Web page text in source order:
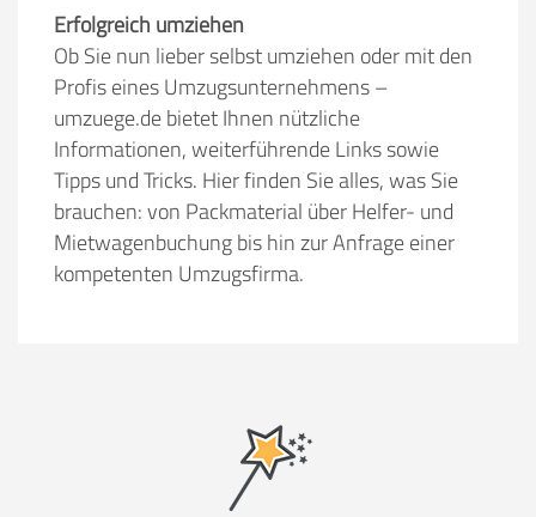
Erfolgreich umziehen
Ob Sie nun lieber selbst umziehen oder mit den
Profis eines Umzugsunternehmens –
umzuege.de bietet Ihnen nützliche
Informationen, weiterführende Links sowie
Tipps und Tricks. Hier finden Sie alles, was Sie
brauchen: von Packmaterial über Helfer- und
Mietwagenbuchung bis hin zur Anfrage einer
kompetenten Umzugsfirma.